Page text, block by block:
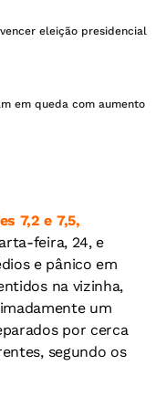
eleição presidencial
em queda com aumento
7,2 e 7,5,
feira, 24, e
e pânico em
na vizinha,
um
por cerca
segundo os